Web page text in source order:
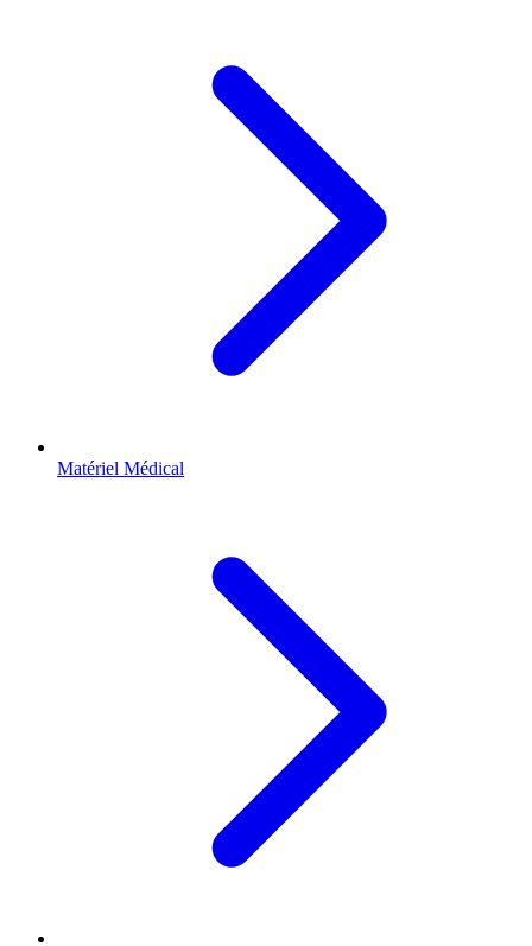
Matériel Médical